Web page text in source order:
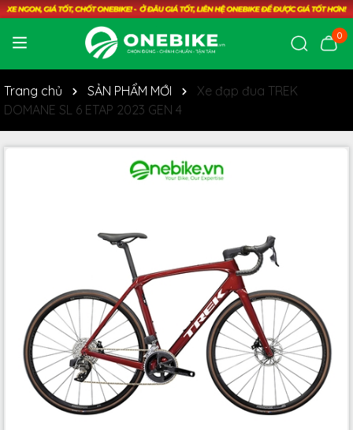
0
Trang chủ SẢN PHẨM MỚI
Xe đạp đua TREK
DOMANE SL 6 ETAP 2023 GEN 4